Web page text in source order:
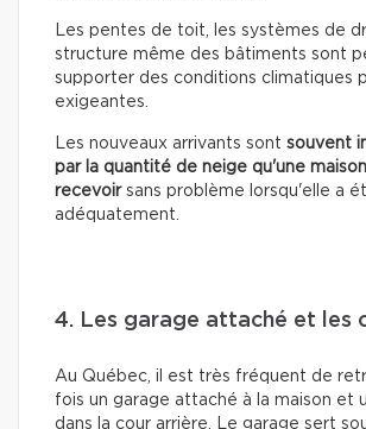
Les pentes de toit, les systèmes de
structure même des bâtiments sont
supporter des conditions climatiques
exigeantes.
Les nouveaux arrivants sont souvent
par la quantité de neige qu'une
recevoirsans problème lorsqu'elle a
adéquatement.
4. Les garage attaché et les
Au Québec, il est très fréquent de
fois un garage attaché à la maison et
dans la cour arrière. Le garage sert